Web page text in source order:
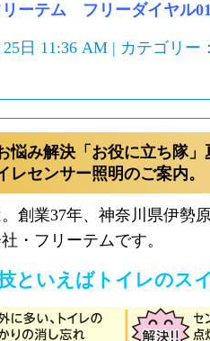
ーテム フリーダイヤル
25日 11:36 AM | カテゴリー
悩み解決「お役に立ち隊
レセンサー照明のご案内。
創業37年、神奈川県伊勢
・フリーテムです。
といえばトイレのス